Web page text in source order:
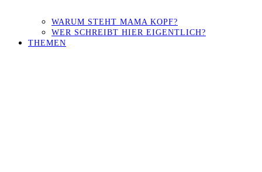
WARUM STEHT MAMA KOPF?
WER SCHREIBT HIER EIGENTLICH?
THEMEN